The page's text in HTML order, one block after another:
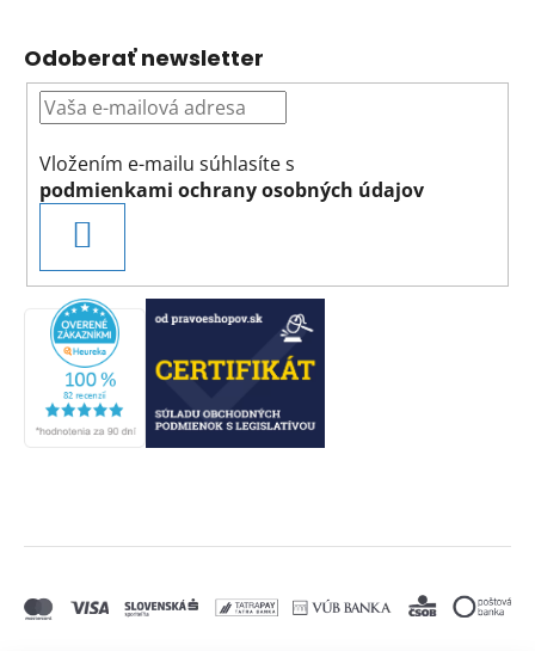
Odoberať newsletter
Vložením e-mailu súhlasíte s
podmienkami ochrany osobných údajov
SA